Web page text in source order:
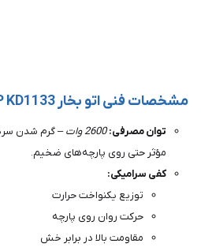
مشخصات فنی اتو بخار DSP KD1133
توان مصرفی: 2600 وات
– گرم شدن
مؤثر حتی روی پارچه‌های ضخیم.
کفی سرامیکی:
توزیع یکنواخت حرارت
حرکت روان روی پارچه
مقاومت بالا در برابر خش